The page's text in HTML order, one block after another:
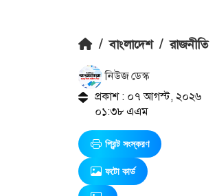
/ বাংলাদেশ / রাজনীতি
নিউজ ডেস্ক
প্রকাশ : ০৭ আগস্ট, ২০২৬
০১:৩৮ এএম
প্রিন্ট সংস্করণ
ফটো কার্ড